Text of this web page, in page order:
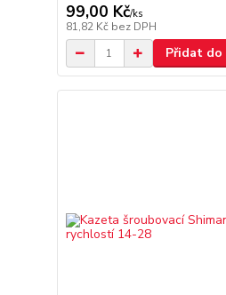
99,00 Kč/ks
81,82 Kč bez DPH
Přidat do